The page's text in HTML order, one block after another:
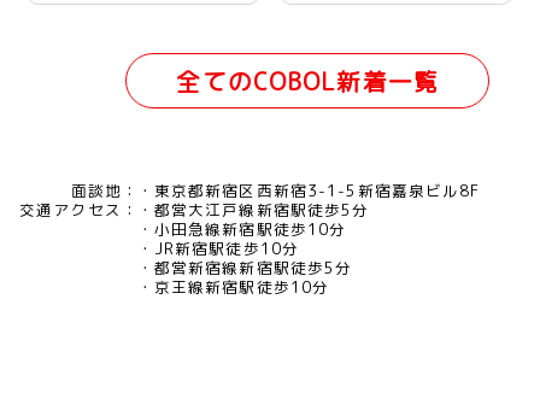
全てのCOBOL新着一覧
面談地：
東京都新宿区西新宿3-1-5新宿嘉泉ビル8F
交通アクセス：
都営大江戸線新宿駅徒歩5分
小田急線新宿駅徒歩10分
JR新宿駅徒歩10分
都営新宿線新宿駅徒歩5分
京王線新宿駅徒歩10分